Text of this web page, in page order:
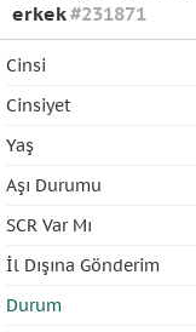
erkek#231871
Cinsi
Cinsiyet
Yaş
Aşı Durumu
SCR Var Mı
İl Dışına Gönderim
Durum